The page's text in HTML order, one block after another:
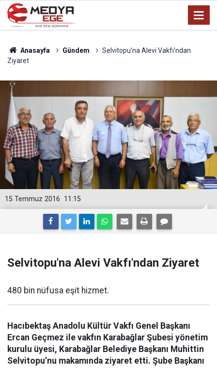
Anasayfa Gündem
Selvitopu'na Alevi Vakfı'ndan
Ziyaret
11:15
15 Temmuz 2016
Selvitopu'na Alevi Vakfı'ndan Ziyaret
480 bin nüfusa eşit hizmet.
Hacıbektaş Anadolu Kültür Vakfı Genel Başkanı
Ercan Geçmez ile vakfın Karabağlar Şubesi yönetim
kurulu üyesi, Karabağlar Belediye Başkanı Muhittin
Selvitopu’nu makamında ziyaret etti. Şube Başkanı